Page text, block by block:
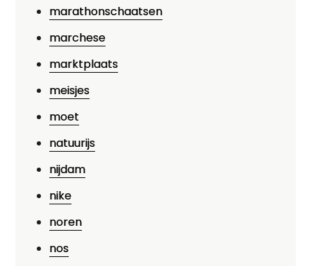
marathonschaatsen
marchese
marktplaats
meisjes
moet
natuurijs
nijdam
nike
noren
nos